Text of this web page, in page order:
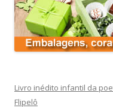
Livro inédito infantil da
Flipelô